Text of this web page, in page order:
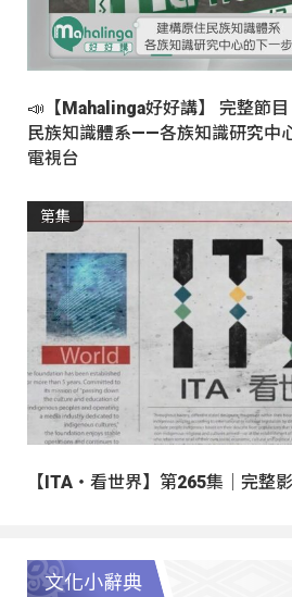
📣【Mahalinga好好講】 完整節
民族知識體系——各族知識研究中
電視台
第集
【ITA・看世界】第265集｜完整
文化小辭典